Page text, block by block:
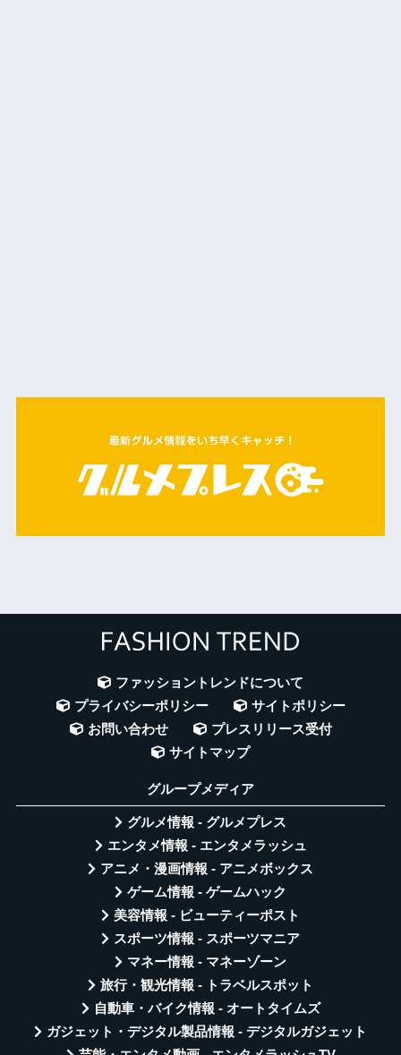
ファッショントレンドについて
プライバシーポリシー
サイトポリシー
お問い合わせ
プレスリリース受付
サイトマップ
グループメディア
グルメ情報 - グルメプレス
エンタメ情報 - エンタメラッシュ
アニメ・漫画情報 - アニメボックス
ゲーム情報 - ゲームハック
美容情報 - ビューティーポスト
スポーツ情報 - スポーツマニア
マネー情報 - マネーゾーン
旅行・観光情報 - トラベルスポット
自動車・バイク情報 - オートタイムズ
ガジェット・デジタル製品情報 - デジタルガジェット